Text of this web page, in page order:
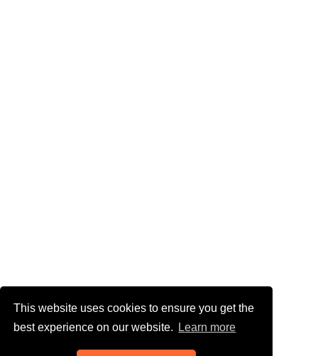
This website uses cookies to ensure you get the
best experience on our website.
Learn more